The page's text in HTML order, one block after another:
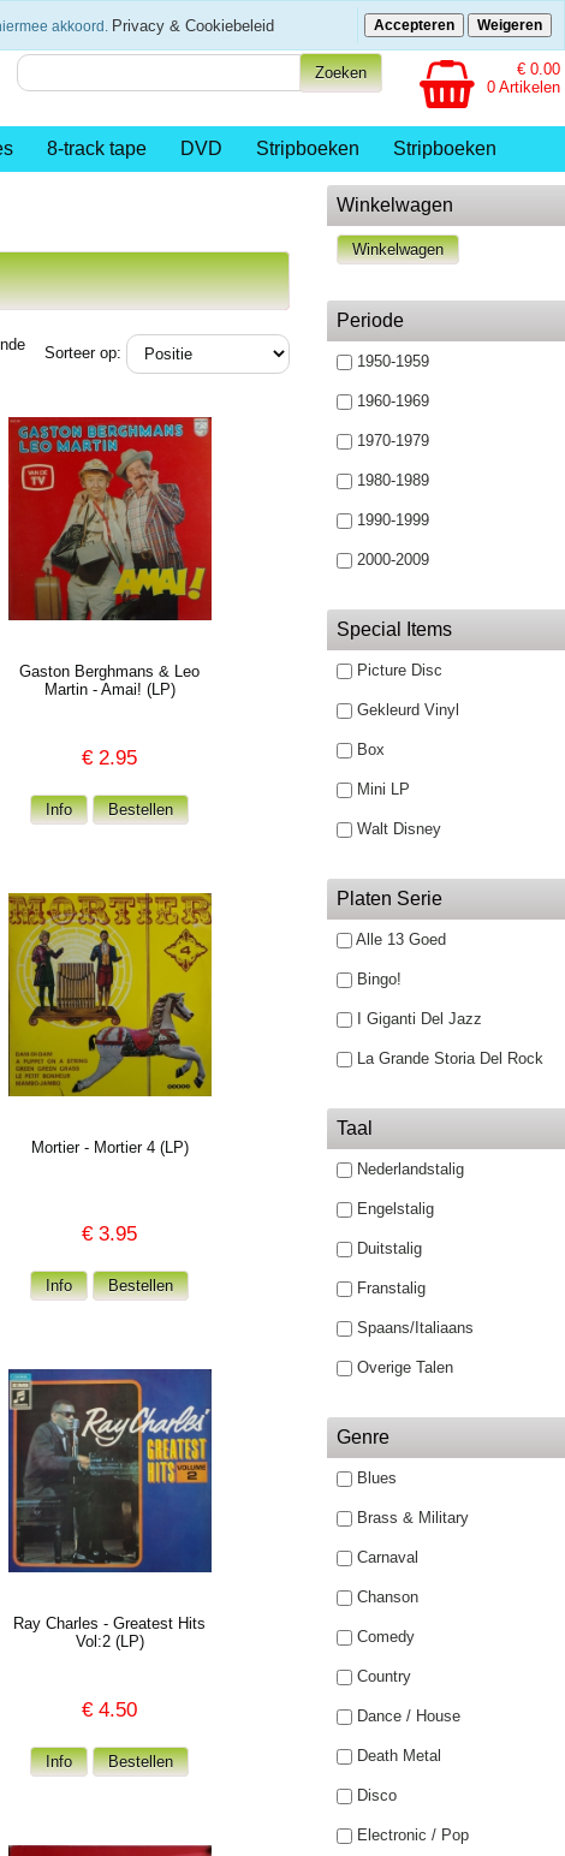
eenvoudig betalen
€ 0.00
0 Artikelen
8-track tape DVD Stripboeken Stripboeken
Sorteer op:
Gaston Berghmans & Leo
Martin - Amai! (LP)
€ 2.95
Mortier - Mortier 4 (LP)
€ 3.95
Ray Charles - Greatest Hits
Vol:2 (LP)
€ 4.50
Winkelwagen
Periode
1950-1959
1960-1969
1970-1979
1980-1989
1990-1999
2000-2009
Special Items
Picture Disc
Gekleurd Vinyl
Box
Mini LP
Walt Disney
Platen Serie
Alle 13 Goed
Bingo!
I Giganti Del Jazz
La Grande Storia Del Rock
Taal
Nederlandstalig
Engelstalig
Duitstalig
Franstalig
Spaans/Italiaans
Overige Talen
Genre
Blues
Brass & Military
Carnaval
Chanson
Comedy
Country
Dance / House
Death Metal
Disco
Electronic / Pop
akkoord. Privacy & Cookiebeleid Accepteren Weigeren